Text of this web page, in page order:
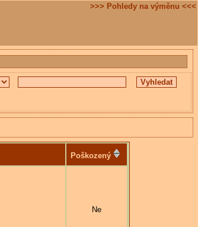
>>> Pohledy na výměnu <<<
Poškozený
Ne